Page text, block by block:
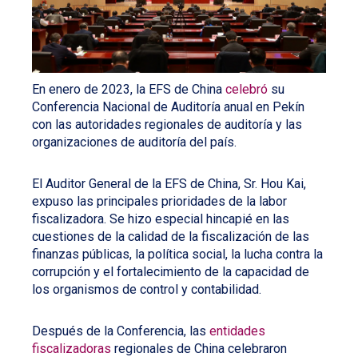
En enero de 2023, la EFS de China celebró su
Conferencia Nacional de Auditoría anual en Pekín
con las autoridades regionales de auditoría y las
organizaciones de auditoría del país.
El Auditor General de la EFS de China, Sr. Hou Kai,
expuso las principales prioridades de la labor
fiscalizadora. Se hizo especial hincapié en las
cuestiones de la calidad de la fiscalización de las
finanzas públicas, la política social, la lucha contra la
corrupción y el fortalecimiento de la capacidad de
los organismos de control y contabilidad.
Después de la Conferencia, las entidades
fiscalizadoras regionales de China celebraron